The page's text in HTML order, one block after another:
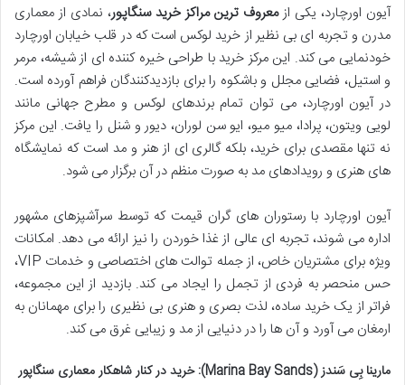
آیون اورچارد، یکی ازمعروف ترین مراکز خرید سنگاپور، نمادی از معماری
مدرن و تجربه ای بی نظیر از خرید لوکس است که در قلب خیابان اورچارد
خودنمایی می کند. این مرکز خرید با طراحی خیره کننده ای از شیشه، مرمر
و استیل، فضایی مجلل و باشکوه را برای بازدیدکنندگان فراهم آورده است.
در آیون اورچارد، می توان تمام برندهای لوکس و مطرح جهانی مانند
لویی ویتون، پرادا، میو میو، ایو سن لوران، دیور و شنل را یافت. این مرکز
نه تنها مقصدی برای خرید، بلکه گالری ای از هنر و مد است که نمایشگاه
های هنری و رویدادهای مد به صورت منظم در آن برگزار می شود.
آیون اورچارد با رستوران های گران قیمت که توسط سرآشپزهای مشهور
اداره می شوند، تجربه ای عالی از غذا خوردن را نیز ارائه می دهد. امکانات
ویژه برای مشتریان خاص، از جمله توالت های اختصاصی و خدمات VIP،
حس منحصر به فردی از تجمل را ایجاد می کند. بازدید از این مجموعه،
فراتر از یک خرید ساده، لذت بصری و هنری بی نظیری را برای مهمانان به
ارمغان می آورد و آن ها را در دنیایی از مد و زیبایی غرق می کند.
مارینا بِی سَندز (Marina Bay Sands): خرید در کنار شاهکار معماری سنگاپور